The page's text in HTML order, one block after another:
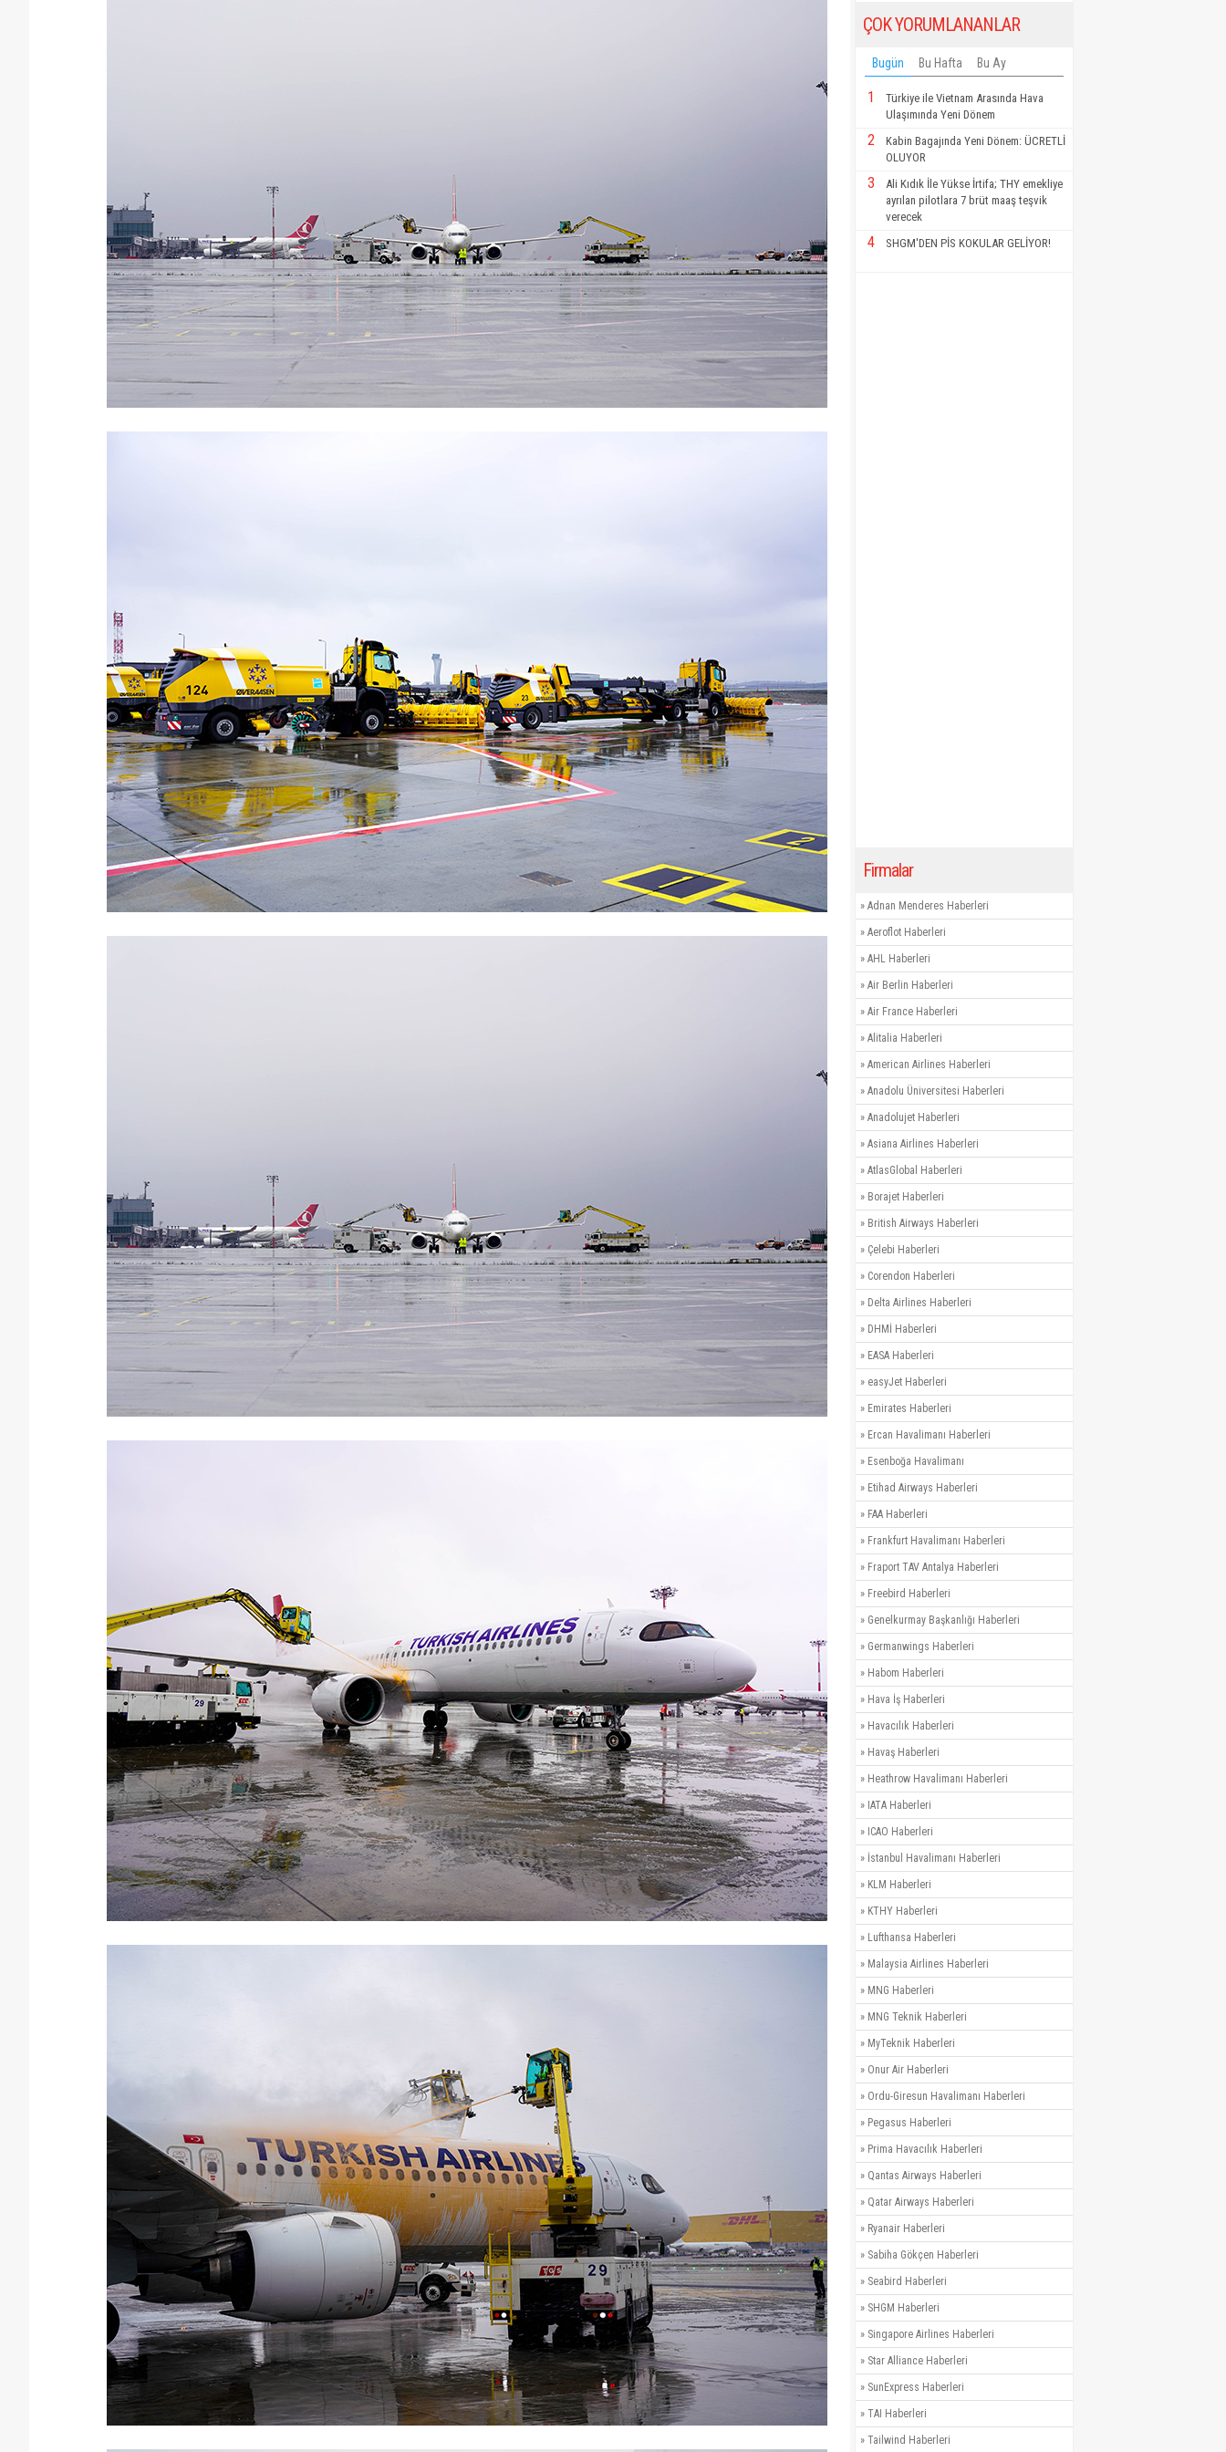
ÇOK YORUMLANANLAR
Bugün Bu Hafta Bu Ay
1
Türkiye ile Vietnam Arasında Hava
Ulaşımında Yeni Dönem
2
Kabin Bagajında Yeni Dönem: ÜCRETLİ
OLUYOR
3
Ali Kıdık İle Yükse İrtifa; THY emekliye
ayrılan pilotlara 7 brüt maaş teşvik
verecek
4 SHGM'DEN PİS KOKULAR GELİYOR!
Firmalar
» Adnan Menderes Haberleri
» Aeroflot Haberleri
» AHL Haberleri
» Air Berlin Haberleri
» Air France Haberleri
» Alitalia Haberleri
» American Airlines Haberleri
» Anadolu Üniversitesi Haberleri
» Anadolujet Haberleri
» Asiana Airlines Haberleri
» AtlasGlobal Haberleri
» Borajet Haberleri
» British Airways Haberleri
» Çelebi Haberleri
» Corendon Haberleri
» Delta Airlines Haberleri
» DHMİ Haberleri
» EASA Haberleri
» easyJet Haberleri
» Emirates Haberleri
» Ercan Havalimanı Haberleri
» Esenboğa Havalimanı
» Etihad Airways Haberleri
» FAA Haberleri
» Frankfurt Havalimanı Haberleri
» Fraport TAV Antalya Haberleri
» Freebird Haberleri
» Genelkurmay Başkanlığı Haberleri
» Germanwings Haberleri
» Habom Haberleri
» Hava İş Haberleri
» Havacılık Haberleri
» Havaş Haberleri
» Heathrow Havalimanı Haberleri
» IATA Haberleri
» ICAO Haberleri
» İstanbul Havalimanı Haberleri
» KLM Haberleri
» KTHY Haberleri
» Lufthansa Haberleri
» Malaysia Airlines Haberleri
» MNG Haberleri
» MNG Teknik Haberleri
» MyTeknik Haberleri
» Onur Air Haberleri
» Ordu-Giresun Havalimanı Haberleri
» Pegasus Haberleri
» Prima Havacılık Haberleri
» Qantas Airways Haberleri
» Qatar Airways Haberleri
» Ryanair Haberleri
» Sabiha Gökçen Haberleri
» Seabird Haberleri
» SHGM Haberleri
» Singapore Airlines Haberleri
» Star Alliance Haberleri
» SunExpress Haberleri
» TAI Haberleri
» Tailwind Haberleri